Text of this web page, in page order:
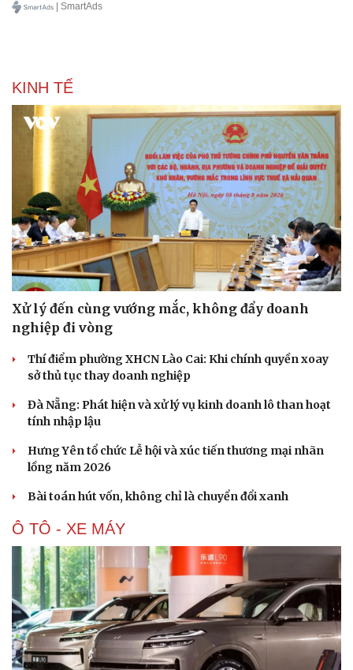
Cải chính
| SmartAds
KINH TẾ
Xử lý đến cùng vướng mắc, không đẩy doanh
nghiệp đi vòng
Thí điểm phường XHCN Lào Cai: Khi chính quyền xoay
sở thủ tục thay doanh nghiệp
Đà Nẵng: Phát hiện và xử lý vụ kinh doanh lô than hoạt
tính nhập lậu
Hưng Yên tổ chức Lễ hội và xúc tiến thương mại nhãn
lồng năm 2026
Bài toán hút vốn, không chỉ là chuyển đổi xanh
Ô TÔ - XE MÁY